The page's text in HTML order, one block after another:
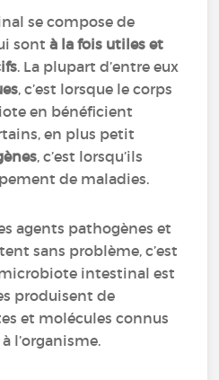
se compose de
sontà la fois utiles et
. La plupart d’entre eux
, c’est lorsque le corps
en bénéficient
en plus petit
, c’est lorsqu’ils
de maladies.
agents pathogènes et
sans problème, c’est
intestinal est
produisent de
et molécules connus
l’organisme.